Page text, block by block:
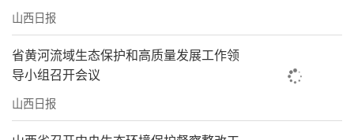
山西日报
省黄河流域生态保护和高质量发展工作领
导小组召开会议
山西日报